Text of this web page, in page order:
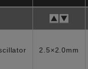
2.5×2.0mm